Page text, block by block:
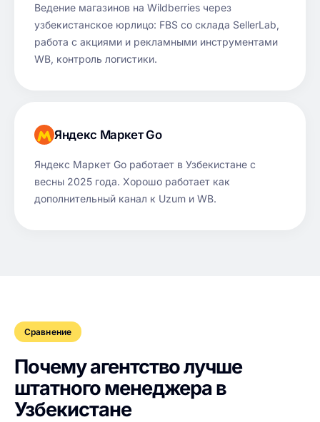
Ведение магазинов на Wildberries через
узбекистанское юрлицо: FBS со склада SellerLab,
работа с акциями и рекламными инструментами
WB, контроль логистики.
Яндекс Маркет Go
Яндекс Маркет Go работает в Узбекистане с
весны 2025 года. Хорошо работает как
дополнительный канал к Uzum и WB.
Сравнение
Почему агентство лучше
штатного менеджера в
Узбекистане